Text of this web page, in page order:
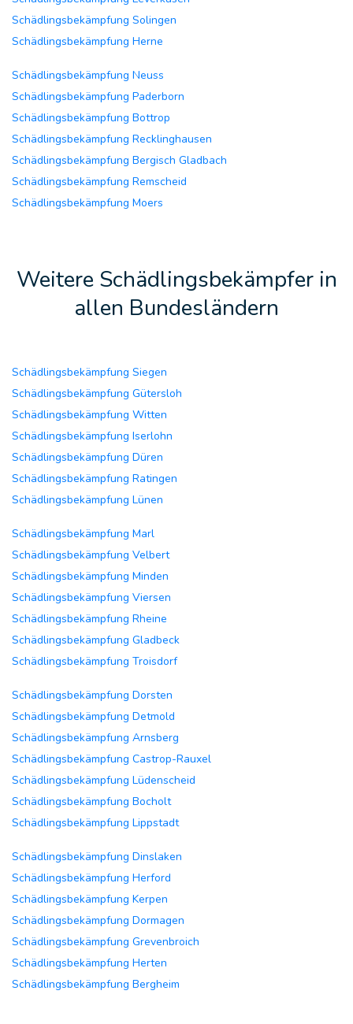
Schädlingsbekämpfung Solingen
Schädlingsbekämpfung Herne
Schädlingsbekämpfung Neuss
Schädlingsbekämpfung Paderborn
Schädlingsbekämpfung Bottrop
Schädlingsbekämpfung Recklinghausen
Schädlingsbekämpfung Bergisch Gladbach
Schädlingsbekämpfung Remscheid
Schädlingsbekämpfung Moers
Weitere Schädlingsbekämpfer in
allen Bundesländern
Schädlingsbekämpfung Siegen
Schädlingsbekämpfung Gütersloh
Schädlingsbekämpfung Witten
Schädlingsbekämpfung Iserlohn
Schädlingsbekämpfung Düren
Schädlingsbekämpfung Ratingen
Schädlingsbekämpfung Lünen
Schädlingsbekämpfung Marl
Schädlingsbekämpfung Velbert
Schädlingsbekämpfung Minden
Schädlingsbekämpfung Viersen
Schädlingsbekämpfung Rheine
Schädlingsbekämpfung Gladbeck
Schädlingsbekämpfung Troisdorf
Schädlingsbekämpfung Dorsten
Schädlingsbekämpfung Detmold
Schädlingsbekämpfung Arnsberg
Schädlingsbekämpfung Castrop-Rauxel
Schädlingsbekämpfung Lüdenscheid
Schädlingsbekämpfung Bocholt
Schädlingsbekämpfung Lippstadt
Schädlingsbekämpfung Dinslaken
Schädlingsbekämpfung Herford
Schädlingsbekämpfung Kerpen
Schädlingsbekämpfung Dormagen
Schädlingsbekämpfung Grevenbroich
Schädlingsbekämpfung Herten
Schädlingsbekämpfung Bergheim